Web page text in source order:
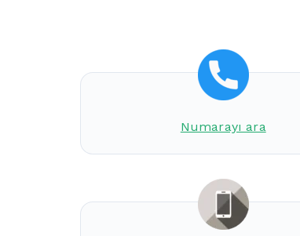
Numarayı ara